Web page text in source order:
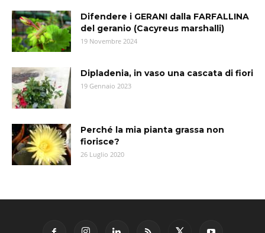
Difendere i GERANI dalla FARFALLINA
del geranio (Cacyreus marshalli)
19 Novembre 2024
Dipladenia, in vaso una cascata di fiori
19 Gennaio 2023
Perché la mia pianta grassa non
fiorisce?
26 Luglio 2020